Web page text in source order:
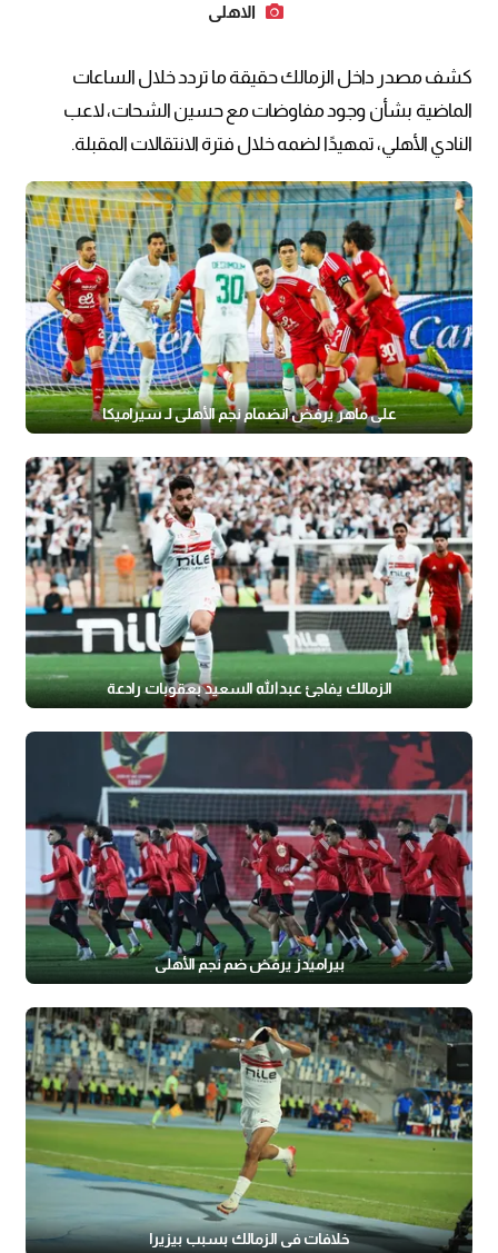
الاهلي
كشف مصدر داخل الزمالك حقيقة ما تردد خلال الساعات
الماضية بشأن وجود مفاوضات مع حسين الشحات، لاعب
النادي الأهلي، تمهيدًا لضمه خلال فترة الانتقالات المقبلة.
علي ماهر يرفض انضمام نجم الأهلي لـ سيراميكا
الزمالك يفاجئ عبدالله السعيد بعقوبات رادعة
بيراميدز يرفض ضم نجم الأهلي
خلافات في الزمالك بسبب بيزيرا